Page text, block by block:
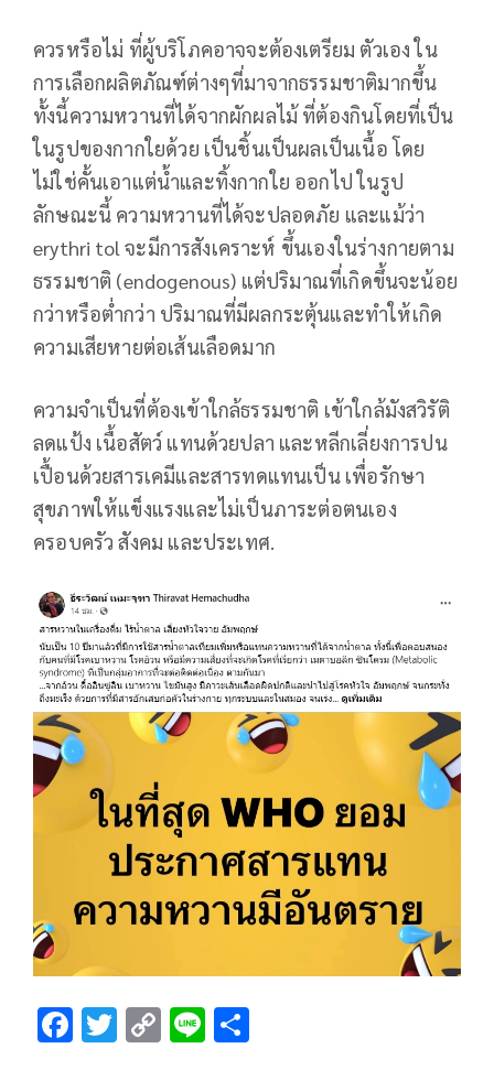
ควรหรือไม่ ที่ผู้บริโภคอาจจะต้องเตรียม ตัวเอง ใน
การเลือกผลิตภัณฑ์ต่างๆที่มาจากธรรมชาติมากขึ้น
ทั้งนี้ความหวานที่ได้จากผักผลไม้ ที่ต้องกินโดยที่เป็น
ในรูปของกากใยด้วย เป็นชิ้นเป็นผลเป็นเนื้อ โดย
ไม่ใช่คั้นเอาแต่น้ำและทิ้งกากใย ออกไป ในรูป
ลักษณะนี้ ความหวานที่ได้จะปลอดภัย และแม้ว่า
erythri tol จะมีการสังเคราะห์ ขึ้นเองในร่างกายตาม
ธรรมชาติ (endogenous) แต่ปริมาณที่เกิดขึ้นจะน้อย
กว่าหรือต่ำกว่า ปริมาณที่มีผลกระตุ้นและทำให้เกิด
ความเสียหายต่อเส้นเลือดมาก
ความจำเป็นที่ต้องเข้าใกล้ธรรมชาติ เข้าใกล้มังสวิรัติ
ลดแป้ง เนื้อสัตว์ แทนด้วยปลา และหลีกเลี่ยงการปน
เปื้อนด้วยสารเคมีและสารทดแทนเป็น เพื่อรักษา
สุขภาพให้แข็งแรงและไม่เป็นภาระต่อตนเอง
ครอบครัว สังคม และประเทศ.
F T C Li